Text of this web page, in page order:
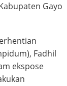
Gayo
Fadhil
ekspose